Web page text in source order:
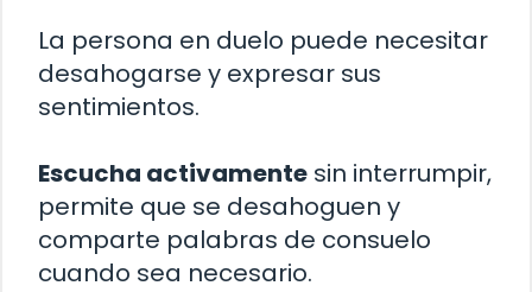
La persona en duelo puede necesitar
desahogarse y expresar sus
sentimientos.
Escucha activamente sin interrumpir,
permite que se desahoguen y
comparte palabras de consuelo
cuando sea necesario.